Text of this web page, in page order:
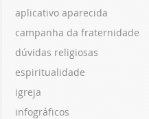
aplicativo aparecida
campanha da fraternidade
dúvidas religiosas
espiritualidade
igreja
infográficos